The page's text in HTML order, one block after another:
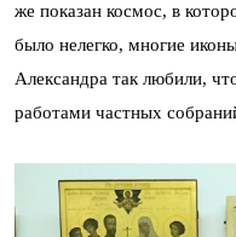
же показан космос, в
было нелегко, многие
Александра так любили,
работами частных